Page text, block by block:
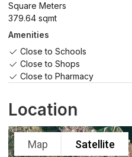
Square Meters
379.64 sqmt
Amenities
Close to Schools
Close to Shops
Close to Pharmacy
Location
Map Satellite